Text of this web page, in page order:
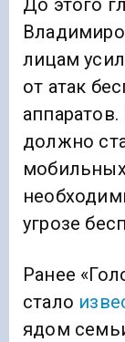
До этого
лицам
от атак
должно
угрозе
Ранее
стало
ядом